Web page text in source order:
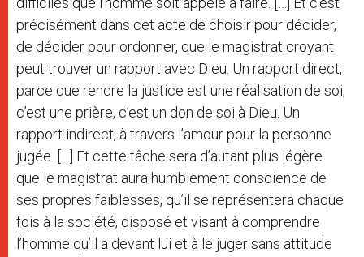
précisément dans cet acte de choisir pour décider,
de décider pour ordonner, que le magistrat croyant
peut trouver un rapport avec Dieu. Un rapport direct,
parce que rendre la justice est une réalisation de soi,
c’est une prière, c’est un don de soi à Dieu. Un
rapport indirect, à travers l’amour pour la personne
jugée. […] Et cette tâche sera d’autant plus légère
que le magistrat aura humblement conscience de
ses propres faiblesses, qu’il se représentera chaque
fois à la société, disposé et visant à comprendre
l’homme qu’il a devant lui et à le juger sans attitude